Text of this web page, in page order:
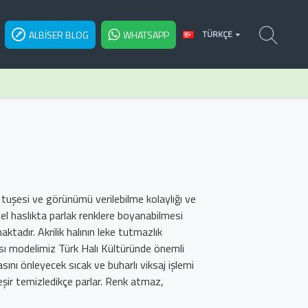
ALBISER BLOG WHATSAPP TÜRKÇE
ve görünümü verilebilme kolaylığı ve
haslıkta parlak renklere boyanabilmesi
Akrilik halının leke tutmazlık
modelimiz Türk Halı Kültüründe önemli
önleyecek sıcak ve buharlı viksaj işlemi
temizledikçe parlar. Renk atmaz,